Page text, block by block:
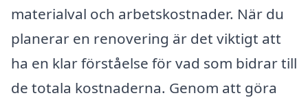
materialval och arbetskostnader. När du
planerar en renovering är det viktigt att
ha en klar förståelse för vad som bidrar till
de totala kostnaderna. Genom att göra